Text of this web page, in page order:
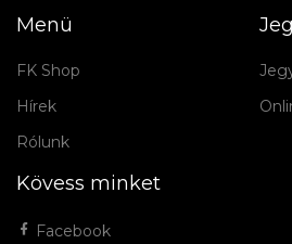
Menü
FK Shop
Hírek
Rólunk
Kövess minket
Facebook